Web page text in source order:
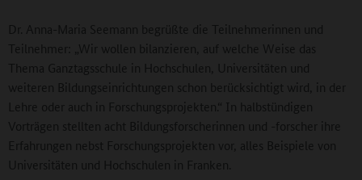
Dr. Anna-Maria Seemann begrüßte die Teilnehmerinnen und
Teilnehmer: „Wir wollen bilanzieren, auf welche Weise das
Thema Ganztagsschule in Hochschulen, Universitäten und
weiteren Bildungseinrichtungen schon berücksichtigt wird, in der
Lehre oder auch in Forschungsprojekten.“ In halbstündigen
Vorträgen stellten acht Bildungsforscherinnen und -forscher ihre
Erfahrungen nebst Forschungsprojekten vor, alles Beispiele von
Universitäten und Hochschulen in Franken.